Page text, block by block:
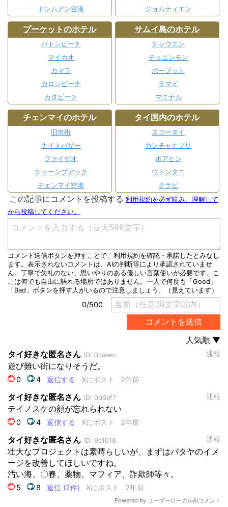
ドンムアン空港
ジョムティエン
プーケットのホテル
パトンビーチ
マイカオ
カマラ
カロンビーチ
カタビーチ
サムイ島のホテル
チャウエン
チョエンモン
ボープット
ラマイ
マエナム
チェンマイのホテル
旧市街
ナイトバザー
ファイゲオ
チャーンプアック
チェンマイ空港
タイ国内のホテル
スコータイ
カンチャナブリ
ホアヒン
ウドンタニ
クラビ